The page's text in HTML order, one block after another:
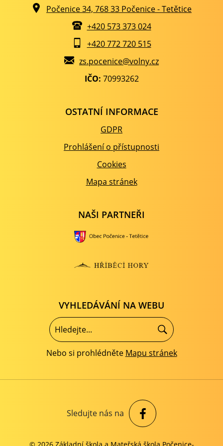
Počenice 34, 768 33 Počenice - Tetětice
+420 573 373 024
+420 772 720 515
zs.pocenice@volny.cz
IČO: 70993262
OSTATNÍ INFORMACE
GDPR
Prohlášení o přístupnosti
Cookies
Mapa stránek
NAŠI PARTNEŘI
VYHLEDÁVÁNÍ NA WEBU
Nebo si prohlédněte Mapu stránek
Sledujte nás na